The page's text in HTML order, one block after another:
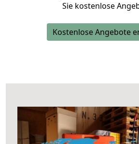
Sie kostenlose
Kostenlose Angebote